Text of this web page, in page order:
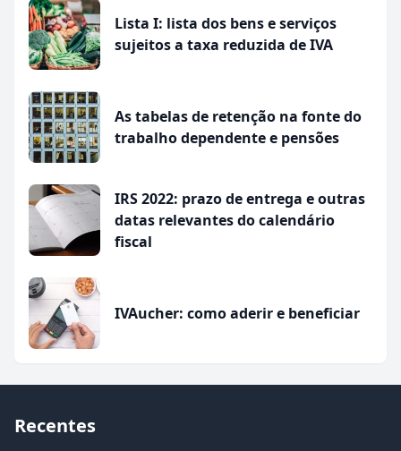
Lista I: lista dos bens e serviços
sujeitos a taxa reduzida de IVA
As tabelas de retenção na fonte do
trabalho dependente e pensões
IRS 2022: prazo de entrega e outras
datas relevantes do calendário
fiscal
IVAucher: como aderir e beneficiar
Recentes